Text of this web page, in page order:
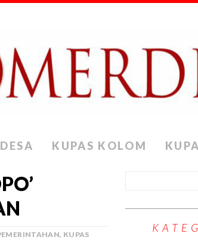
KUPAS KOLOM
, KUPAS